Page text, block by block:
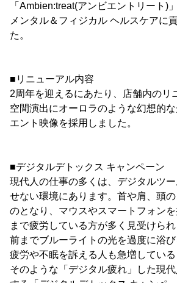
「Ambien:treat(アンビエントリート)
メンタル＆フィジカル ヘルスケアに
た。
■リニューアル内容
2周年を迎えるにあたり、店舗内のリ
空間演出にオーロラのような幻想的
エント映像を採用しました。
■デジタルデトックス キャンペーン
現代人の仕事の多くは、デジタルツ
せない環境にあります。首や肩、頭
のとなり、マウスやスマートフォン
まで疲労している方が多く見受けら
前までブルーライトの光を過度に浴
疲労や不眠を訴える人も急増している
そのような「デジタル疲れ」した現